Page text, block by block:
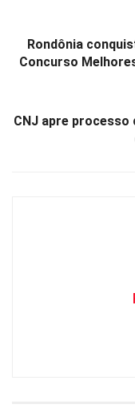
A
p
o
o
n
k
Rondônia
Concurso
CNJ apre